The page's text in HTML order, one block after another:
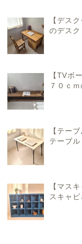
【デス
のデス
【TVボ
７０ｃ
【テー
テーブル
【マス
スキャ